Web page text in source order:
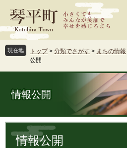
ジ
先
頭
ュ
を
飛
現在地 トップ > 分類でさがす > まちの情報
公開
情報公開
文 情報公開